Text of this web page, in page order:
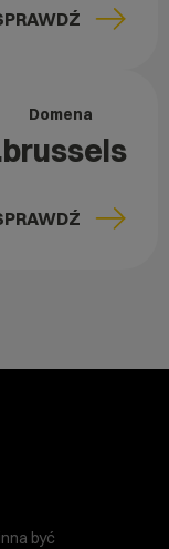
Domena
być